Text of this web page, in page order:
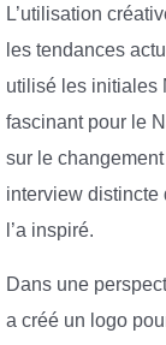
L’utilisation
les tendances
utilisé les initiales
fascinant pour le
sur le
interview distincte
l’a inspiré.
Dans une
a créé un logo